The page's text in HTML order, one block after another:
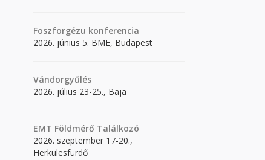
Foszforgézu konferencia
2026. június 5. BME, Budapest
Vándorgyűlés
2026. július 23-25., Baja
EMT Földmérő Találkozó
2026. szeptember 17-20.,
Herkulesfürdő